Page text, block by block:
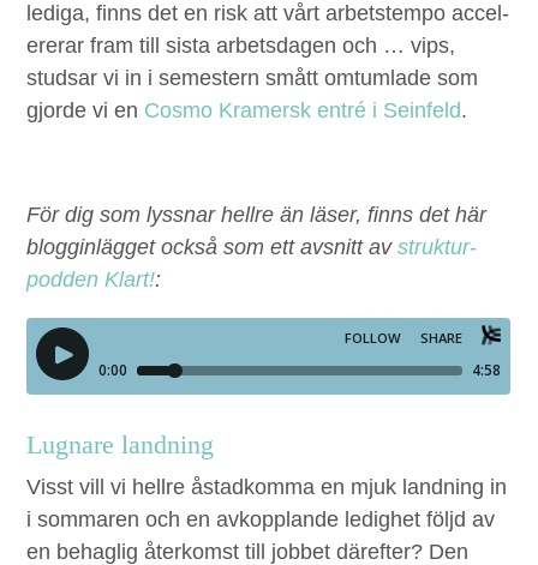
ledi­ga, finns det en risk att vårt arbet­stem­po accel­
ererar fram till sista arbets­da­gen och … vips,
studsar vi in i semes­tern smått omtum­lade som
gjorde vi en Cos­mo Kramer­sk entré i Sein­feld.
För dig som lyssnar hellre än läs­er, finns det här
blog­gin­lägget ock­så som ett avs­nitt avstruk­tur­
pod­den Klart!:
Lugnare land­ning
Visst vill vi hellre åstad­kom­ma en mjuk land­ning in
i som­maren och en avkop­p­lande ledighet följd av
en behaglig återkomst till job­bet därefter? Den